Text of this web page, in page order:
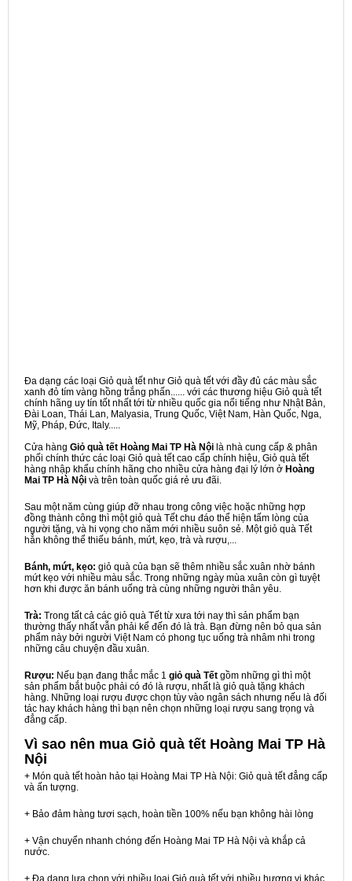
Đa dạng các loại Giỏ quà tết như Giỏ quà tết với đầy đủ các màu sắc
xanh đỏ tím vàng hồng trắng phấn...... với các thương hiệu Giỏ quà tết
chính hãng uy tín tốt nhất tới từ nhiều quốc gia nổi tiếng như Nhật Bản,
Đài Loan, Thái Lan, Malyasia, Trung Quốc, Việt Nam, Hàn Quốc, Nga,
Mỹ, Pháp, Đức, Italy.....
Cửa hàng Giỏ quà tết Hoàng Mai TP Hà Nội là nhà cung cấp & phân
phối chính thức các loại Giỏ quà tết cao cấp chính hiệu, Giỏ quà tết
hàng nhập khẩu chính hãng cho nhiều cửa hàng đại lý lớn ở Hoàng
Mai TP Hà Nội và trên toàn quốc giá rẻ ưu đãi.
Sau một năm cùng giúp đỡ nhau trong công việc hoặc những hợp
đồng thành công thì một giỏ quà Tết chu đáo thể hiện tấm lòng của
người tặng, và hi vọng cho năm mới nhiều suôn sẻ. Một giỏ quà Tết
hẳn không thể thiếu bánh, mứt, kẹo, trà và rượu,...
Bánh, mứt, kẹo: giỏ quà của bạn sẽ thêm nhiều sắc xuân nhờ bánh
mứt kẹo với nhiều màu sắc. Trong những ngày mùa xuân còn gì tuyệt
hơn khi được ăn bánh uống trà cùng những người thân yêu.
Trà: Trong tất cả các giỏ quà Tết từ xưa tới nay thì sản phẩm bạn
thường thấy nhất vẫn phải kể đến đó là trà. Bạn đừng nên bỏ qua sản
phẩm này bởi người Việt Nam có phong tục uống trà nhâm nhi trong
những câu chuyện đầu xuân.
Rượu: Nếu bạn đang thắc mắc 1 giỏ quà Tết gồm những gì thì một
sản phẩm bắt buộc phải có đó là rượu, nhất là giỏ quà tặng khách
hàng. Những loại rượu được chọn tùy vào ngân sách nhưng nếu là đối
tác hay khách hàng thì bạn nên chọn những loại rượu sang trọng và
đẳng cấp.
Vì sao nên mua Giỏ quà tết Hoàng Mai TP Hà
Nội
+ Món quà tết hoàn hảo tại Hoàng Mai TP Hà Nội: Giỏ quà tết đẳng cấp
và ấn tượng.
+ Bảo đảm hàng tươi sạch, hoàn tiền 100% nếu bạn không hài lòng
+ Vận chuyển nhanh chóng đến Hoàng Mai TP Hà Nội và khắp cả
nước.
+ Đa dạng lựa chọn với nhiều loại Giỏ quà tết với nhiều hương vị khác